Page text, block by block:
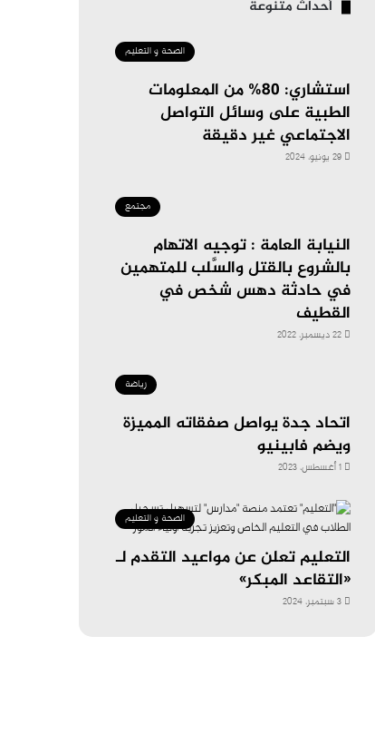
أحداث متنوعة
الصحة و التعليم
استشاري: 80% من المعلومات
الطبية على وسائل التواصل
الاجتماعي غير دقيقة
29 يونيو، 2024
مجتمع
النيابة العامة : توجيه الاتهام
بالشروع بالقتل والسَّلب للمتهمين
في حادثة دهس شخص في
القطيف
22 ديسمبر، 2022
رياضة
اتحاد جدة يواصل صفقاته المميزة
ويضم فابينيو
1 أغسطس، 2023
الصحة و التعليم
التعليم تعلن عن مواعيد التقدم لـ
«التقاعد المبكر»
3 سبتمبر، 2024